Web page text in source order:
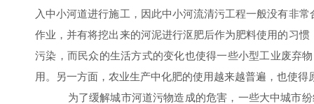
入中小河道进行施工，因此中小河流清污工程一般没有非
作业，并有将挖出来的河泥进行沤肥后作为肥料使用的习
污染，而民众的生活方式的变化也使得一些小型工业废弃
用。另一方面，农业生产中化肥的使用越来越普遍，也使
为了缓解城市河道污物造成的危害，一些大中城市